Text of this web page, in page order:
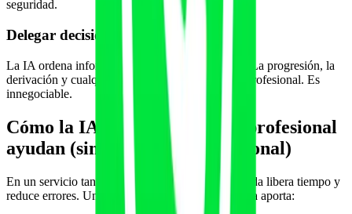
seguridad.
Delegar decisiones clínicas en la IA
La IA ordena información y propone borradores. La progresión, la
derivación y cualquier decisión de salud son del profesional. Es
innegociable.
Cómo la IA y una plataforma profesional
ayudan (sin sustituir al profesional)
En un servicio tan sensible, la tecnología bien usada libera tiempo y
reduce errores. Una plataforma con IA supervisada aporta: